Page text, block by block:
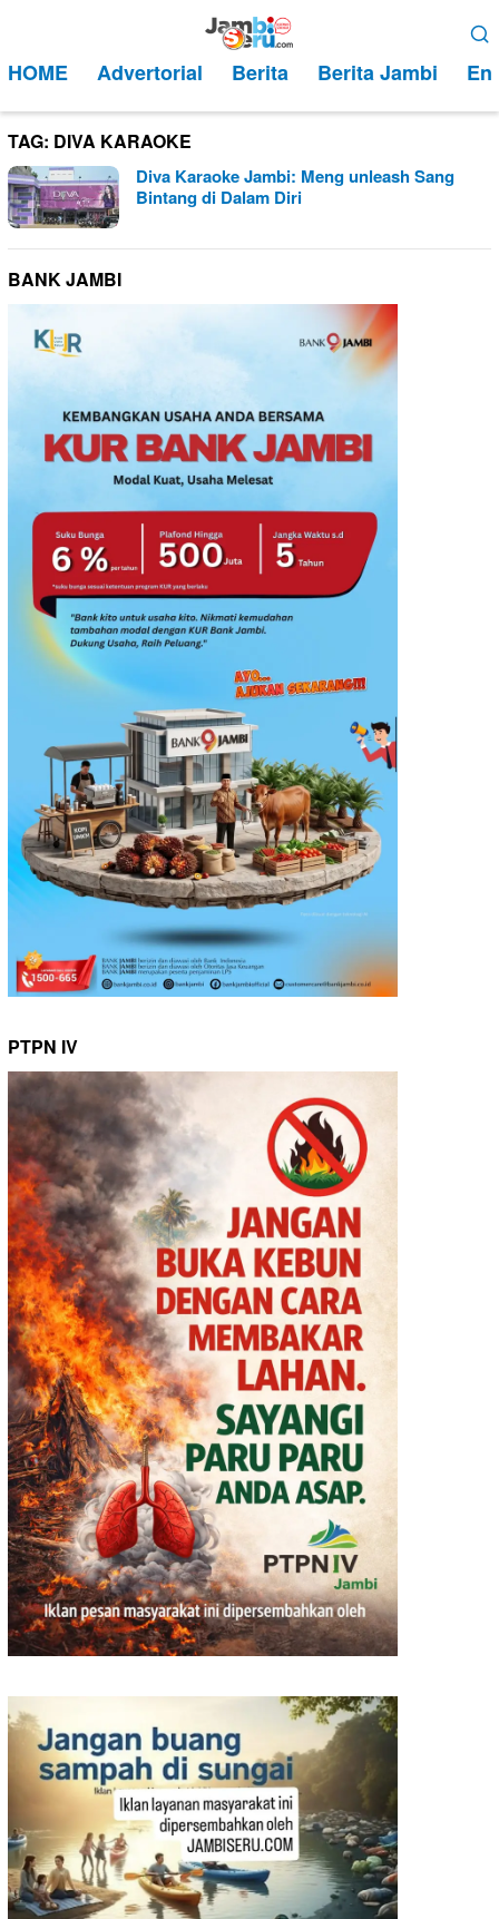
kontenMobile
HOME Advertorial Berita Berita Jambi
TAG: DIVA KARAOKE
Diva Karaoke Jambi: Meng unleash Sang
Bintang di Dalam Diri
BANK JAMBI
PTPN IV